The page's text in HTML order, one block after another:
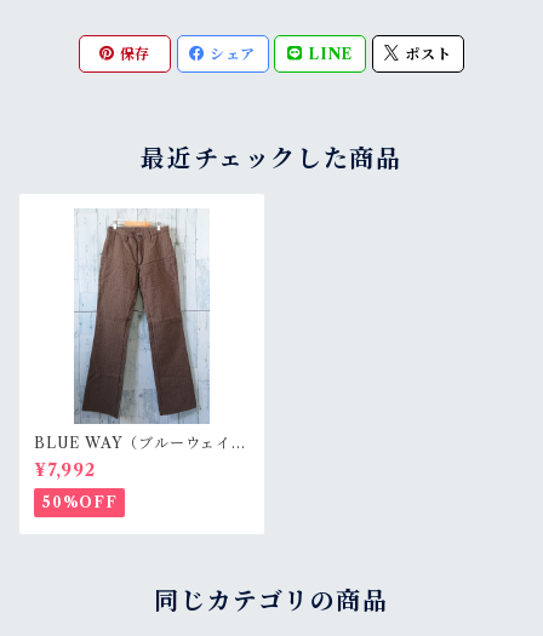
保存 シェア LINE ポスト
最近チェックした商品
BLUE WAY（ブルーウェイ）
ヘリンボーンウール混パン
ツRankS☆【デッドストッ
ク】
¥7,992
50%OFF
同じカテゴリの商品